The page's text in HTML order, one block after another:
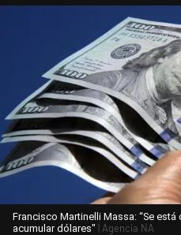
Francisco Martinelli Massa: “Se
acumular dólares" | Agencia NA